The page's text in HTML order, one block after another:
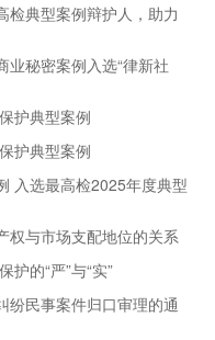
检典型案例辩护人，助力
业秘密案例入选“律新社
护典型案例
护典型案例
入选最高检2025年度典型
权与市场支配地位的关系
护的“严”与“实”
纷民事案件归口审理的通